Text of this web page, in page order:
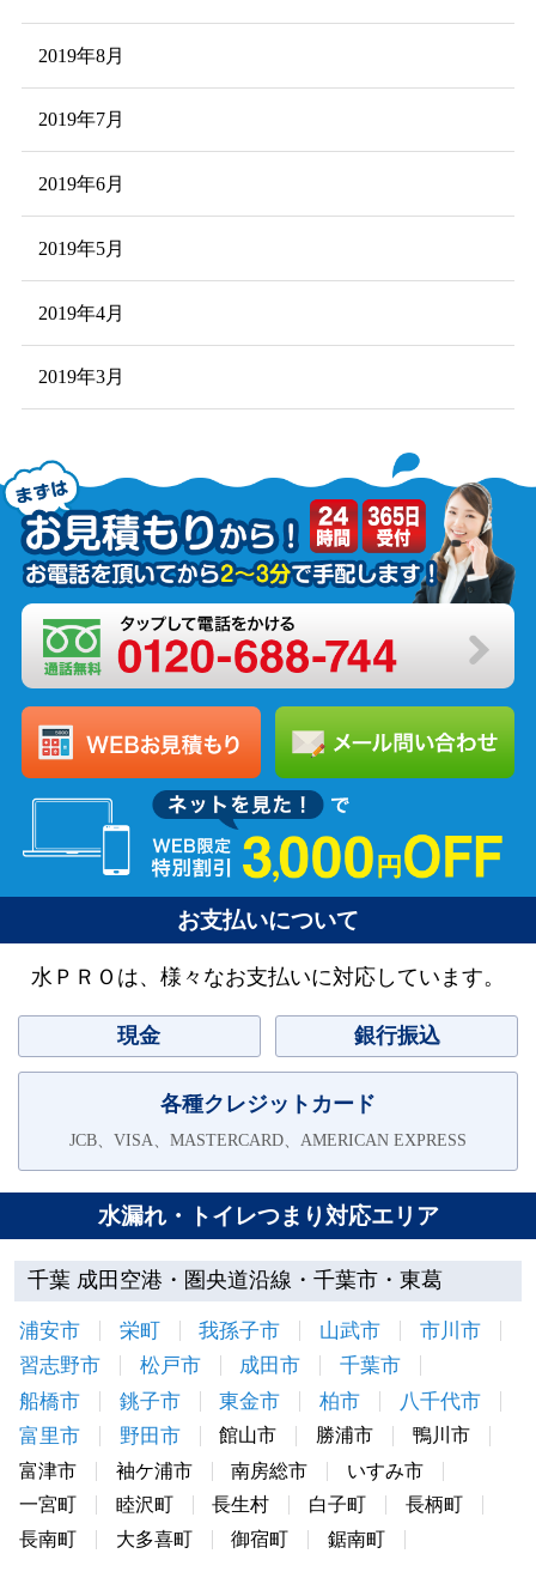
2019年8月
2019年7月
2019年6月
2019年5月
2019年4月
2019年3月
お支払いについて
水ＰＲＯは、様々なお支払いに対応しています。
現金 銀行振込
各種クレジットカード
JCB、VISA、MASTERCARD、AMERICAN EXPRESS
水漏れ・トイレつまり対応エリア
千葉 成田空港・圏央道沿線・千葉市・東葛
浦安市 栄町 我孫子市 山武市
市川市
習志野市
松戸市 成田市
千葉市
船橋市
銚子市 東金市 柏市
八千代市
富里市
野田市 館山市 勝浦市
鴨川市
富津市
袖ケ浦市 南房総市
いすみ市
一宮町
睦沢町 長生村 白子町
長柄町
長南町
大多喜町 御宿町 鋸南町